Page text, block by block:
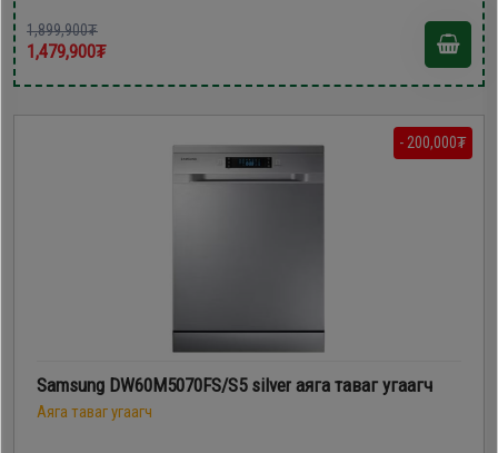
1,899,900₮
1,479,900₮
- 200,000₮
Samsung DW60M5070FS/S5 silver аяга таваг угаагч
Аяга таваг угаагч